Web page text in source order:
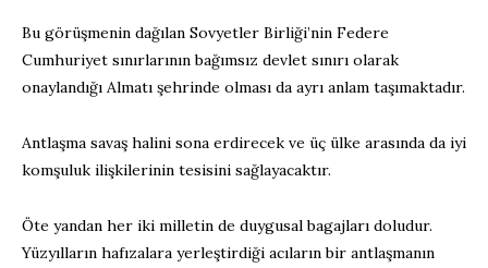
Bu görüşmenin dağılan Sovyetler Birliği’nin Federe
Cumhuriyet sınırlarının bağımsız devlet sınırı olarak
onaylandığı Almatı şehrinde olması da ayrı anlam taşımaktadır.
Antlaşma savaş halini sona erdirecek ve üç ülke arasında da iyi
komşuluk ilişkilerinin tesisini sağlayacaktır.
Öte yandan her iki milletin de duygusal bagajları doludur.
Yüzyılların hafızalara yerleştirdiği acıların bir antlaşmanın